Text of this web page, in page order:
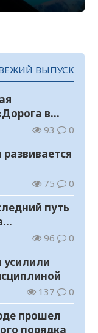
ВЫПУСК
в
93 0
75 0
путь
96 0
усилили
137 0
прошел
порядка